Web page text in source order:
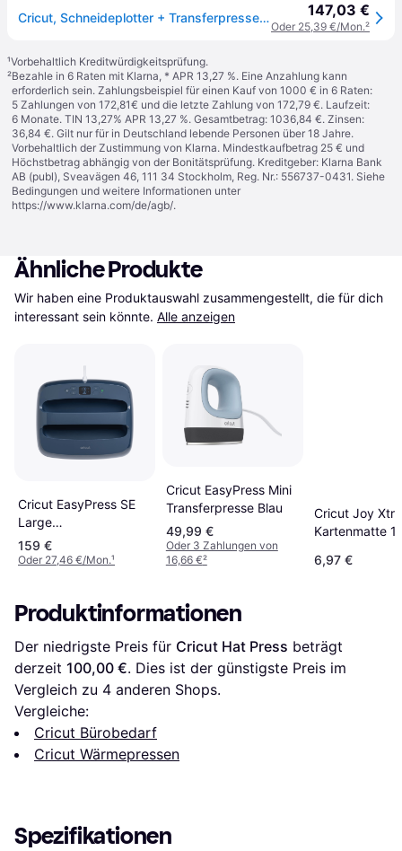
Cricut, Schneideplotter + Transferpresse, Hat Press 147,03 €
Oder 25,39 €/Mon.²
¹Vorbehaltlich Kreditwürdigkeitsprüfung.
²Bezahle in 6 Raten mit Klarna, * APR 13,27 %. Eine Anzahlung kann
erforderlich sein. Zahlungsbeispiel für einen Kauf von 1000 € in 6 Raten:
5 Zahlungen von 172,81€ und die letzte Zahlung von 172,79 €. Laufzeit:
6 Monate. TIN 13,27% APR 13,27 %. Gesamtbetrag: 1036,84 €. Zinsen:
36,84 €. Gilt nur für in Deutschland lebende Personen über 18 Jahre.
Vorbehaltlich der Zustimmung von Klarna. Mindestkaufbetrag 25 € und
Höchstbetrag abhängig von der Bonitätsprüfung. Kreditgeber: Klarna Bank
AB (publ), Sveavägen 46, 111 34 Stockholm, Reg. Nr.: 556737-0431. Siehe
Bedingungen und weitere Informationen unter
https://www.klarna.com/de/agb/.
Ähnliche Produkte
Wir haben eine Produktauswahl zusammengestellt, die für dich
interessant sein könnte. Alle anzeigen
Cricut EasyPress SE
Large
Hitzeschutzmatte
25x30 cm Blau
159 €
Oder 27,46 €/Mon.¹
Cricut EasyPress Mini
Transferpresse Blau
49,99 €
Oder 3 Zahlungen von
16,66 €²
Cricut Joy Xtra
Kartenmatte
6,97 €
Produktinformationen
Der niedrigste Preis für Cricut Hat Press beträgt
derzeit 100,00 €. Dies ist der günstigste Preis im
Vergleich zu 4 anderen Shops.
Vergleiche:
Cricut Bürobedarf
Cricut Wärmepressen
Spezifikationen